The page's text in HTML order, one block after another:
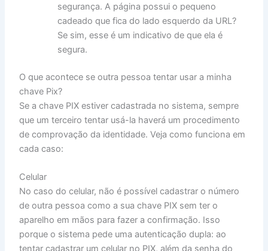
segurança. A página possui o pequeno
cadeado que fica do lado esquerdo da URL?
Se sim, esse é um indicativo de que ela é
segura.
O que acontece se outra pessoa tentar usar a minha
chave Pix?
Se a chave PIX estiver cadastrada no sistema, sempre
que um terceiro tentar usá-la haverá um procedimento
de comprovação da identidade. Veja como funciona em
cada caso:
Celular
No caso do celular, não é possível cadastrar o número
de outra pessoa como a sua chave PIX sem ter o
aparelho em mãos para fazer a confirmação. Isso
porque o sistema pede uma autenticação dupla: ao
tentar cadastrar um celular no PIX, além da senha do